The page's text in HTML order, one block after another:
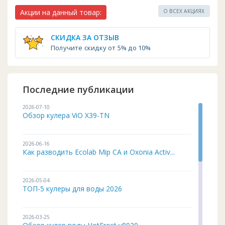
О ВСЕХ АКЦИЯХ
Акции на данный товар:
СКИДКА ЗА ОТЗЫВ
Получите скидку от 5% до 10%
Последние публикации
2026-07-10
Обзор кулера ViO X39-TN
2026-06-16
Как разводить Ecolab Mip CA и Oxonia Activ...
2026-05-04
ТОП-5 кулеры для воды 2026
2026-03-25